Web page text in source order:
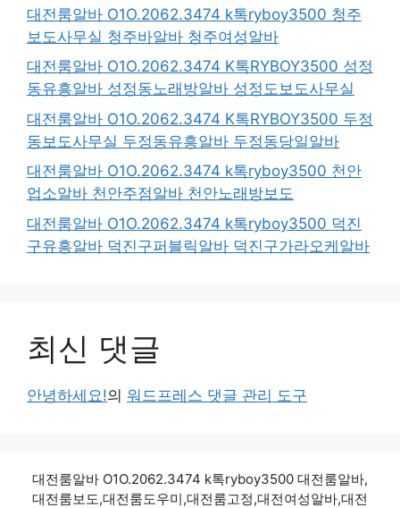
대전룸알바 O1O.2062.3474 k톡ryboy3500 청주
보도사무실 청주바알바 청주여성알바
대전룸알바 O1O.2062.3474 K톡RYBOY3500 성정
동유흥알바 성정동노래방알바 성정도보도사무실
대전룸알바 O1O.2062.3474 K톡RYBOY3500 두정
동보도사무실 두정동유흥알바 두정동당일알바
대전룸알바 O1O.2062.3474 k톡ryboy3500 천안
업소알바 천안주점알바 천안노래방보도
대전룸알바 O1O.2062.3474 k톡ryboy3500 덕진
구유흥알바 덕진구퍼블릭알바 덕진구가라오케알바
최신 댓글
안녕하세요!의 워드프레스 댓글 관리 도구
대전룸알바 O1O.2062.3474 k톡ryboy3500 대전룸알바,
대전룸보도,대전룸도우미,대전룸고정,대전여성알바,대전